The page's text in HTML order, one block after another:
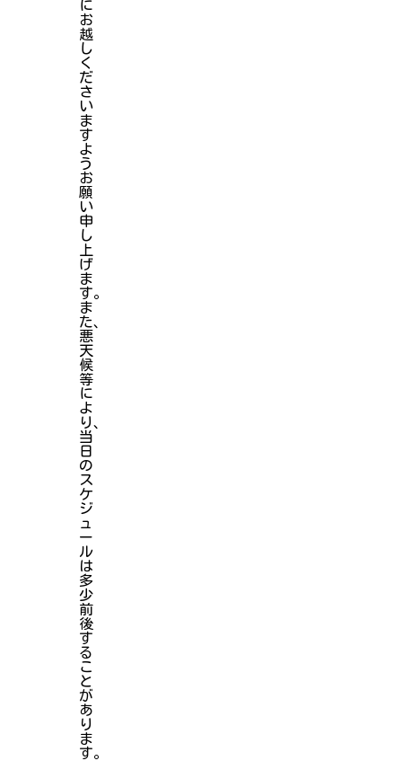
に
お
越
し
く
だ
さ
い
ま
す
よ
う
お
願
い
申
し
上
げ
ま
す。
ま
た、
悪
天
候
等
に
よ
り、
当
日
の
ス
ケ
ジ
ュ
ー
ル
は
多
少
前
後
す
る
こ
と
が
あ
り
ま
す。